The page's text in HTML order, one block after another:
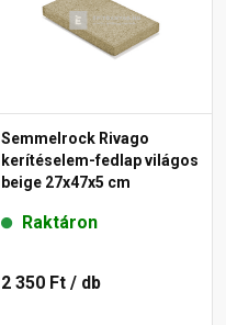
Semmelrock Rivago
kerítéselem-fedlap világos
beige 27x47x5 cm
Raktáron
2 350 Ft / db